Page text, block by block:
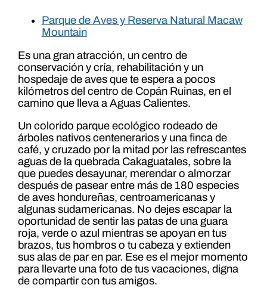
Parque de Aves y Reserva Natural Macaw
Mountain
Es una gran atracción, un centro de
conservación y cría, rehabilitación y un
hospedaje de aves que te espera a pocos
kilómetros del centro de Copán Ruinas, en el
camino que lleva a Aguas Calientes.
Un colorido parque ecológico rodeado de
árboles nativos centenerarios y una finca de
café, y cruzado por la mitad por las refrescantes
aguas de la quebrada Cakaguatales, sobre la
que puedes desayunar, merendar o almorzar
después de pasear entre más de 180 especies
de aves hondureñas, centroamericanas y
algunas sudamericanas. No dejes escapar la
oportunidad de sentir las patas de una guara
roja, verde o azul mientras se apoyan en tus
brazos, tus hombros o tu cabeza y extienden
sus alas de par en par. Ese es el mejor momento
para llevarte una foto de tus vacaciones, digna
de compartir con tus amigos.